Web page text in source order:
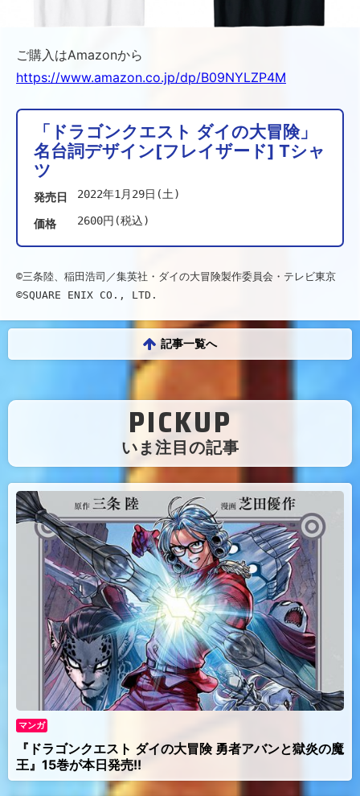
ご購入はAmazonから
https://www.amazon.co.jp/dp/B09NYLZP4M
「ドラゴンクエスト ダイの大冒険」
名台詞デザイン[フレイザード] Tシャ
ツ
発売日 2022年1月29日(土)
価格 2600円(税込)
©三条陸、稲田浩司／集英社・ダイの大冒険製作委員会・テレビ東京
©SQUARE ENIX CO., LTD.
記事一覧へ
PICKUP
いま注目の記事
）
マンガ
『ドラゴンクエスト ダイの大冒険 勇者アバンと獄炎の魔
王』15巻が本日発売!!